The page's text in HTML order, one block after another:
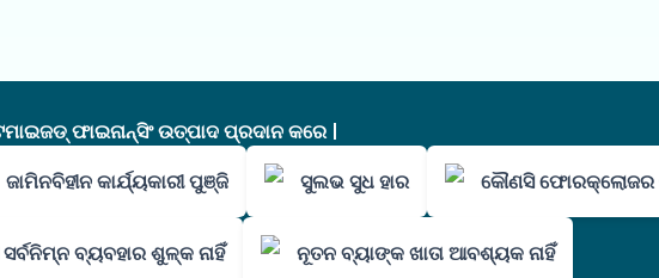
ଫାଇନାନ୍ସିଂ ଉତ୍ପାଦ ପ୍ରଦାନ କରେ |
ଜାମିନବିହୀନ କାର୍ଯ୍ୟକାରୀ ପୁଞ୍ଜି ସୁଲଭ ସୁଧ ହାର କୌଣସି ଫୋରକ୍ଲୋଜର
ବ୍ୟବହାର ଶୁଳ୍କ ନାହିଁ ନୂତନ ବ୍ୟାଙ୍କ ଖାତା ଆବଶ୍ୟକ ନାହିଁ